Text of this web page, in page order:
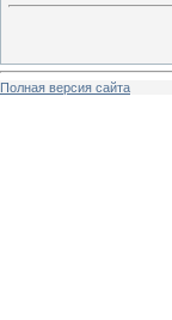
Полная версия сайта